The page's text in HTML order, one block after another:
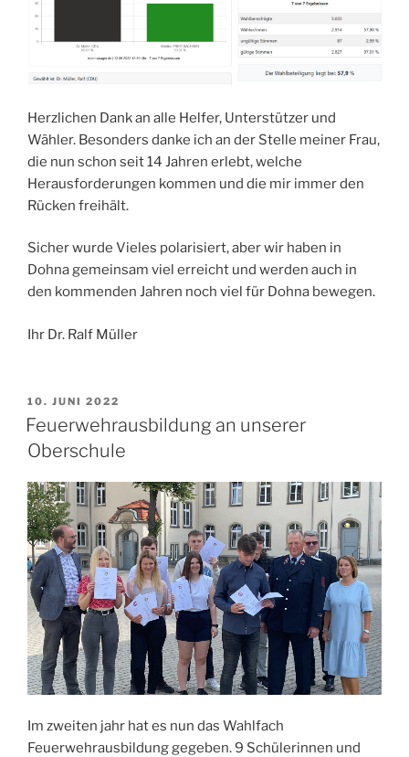
Herzlichen Dank an alle Helfer, Unterstützer und
Wähler. Besonders danke ich an der Stelle meiner Frau,
die nun schon seit 14 Jahren erlebt, welche
Herausforderungen kommen und die mir immer den
Rücken freihält.
Sicher wurde Vieles polarisiert, aber wir haben in
Dohna gemeinsam viel erreicht und werden auch in
den kommenden Jahren noch viel für Dohna bewegen.
Ihr Dr. Ralf Müller
VERÖFFENTLICHT
AM
10. JUNI 2022
Feuerwehrausbildung an unserer
Oberschule
Im zweiten jahr hat es nun das Wahlfach
Feuerwehrausbildung gegeben. 9 Schülerinnen und